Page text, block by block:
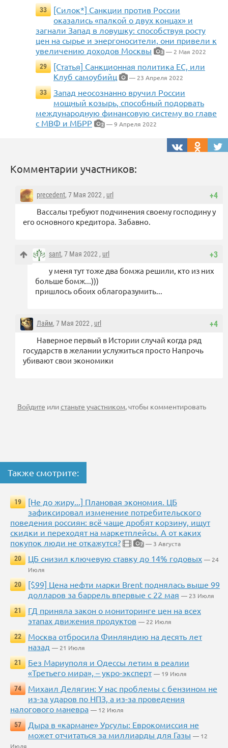
33
[Силок*] Санкции против России
оказались «палкой о двух концах» и
загнали Запад в ловушку: способствуя росту
цен на сырье и энергоносители, они привели к
увеличению доходов Москвы
3 — 2 Мая 2022
29
[Статья] Cанкционная политика ЕС, или
Клуб самоубийц
— 23 Апреля 2022
33
Запад неосознанно вручил России
мощный козырь, способный подорвать
международную финансовую систему во главе
с МВФ и МБРР
2 — 9 Апреля 2022
Комментарии участников:
+4
precedent, 7 Мая 2022 , url
Вассалы требуют подчинения своему господину у
его основного кредитора. Забавно.
+3
sant, 7 Мая 2022 , url
у меня тут тоже два бомжа решили, кто из них
больше бомж...)))
пришлось обоих облагоразумить...
+4
Лайм, 7 Мая 2022 , url
Наверное первый в Истории случай когда ряд
государств в желании услужиться просто Напрочь
убивают свои экономики
Войдите илистаньте участником, чтобы комментировать
Также смотрите:
19
[Не до жиру...] Плановая экономия. ЦБ
зафиксировал изменение потребительского
поведения россиян: всё чаще дробят корзину, ищут
скидки и переходят на маркетплейсы. А от каких
покупок люди не откажутся?
7 — 3 Августа
20
ЦБ снизил ключевую ставку до 14% годовых — 24
Июля
20
[$99] Цена нефти марки Brent поднялась выше 99
долларов за баррель впервые с 22 мая — 23 Июля
21
ГД приняла закон о мониторинге цен на всех
этапах движения продуктов — 22 Июля
22
Москва отбросила Финляндию на десять лет
назад — 21 Июля
21
Без Мариуполя и Одессы летим в реалии
«Третьего мира», – укро-эксперт — 19 Июля
74
Михаил Делягин: У нас проблемы с бензином не
из-за ударов по НПЗ, а из-за проведения
налогового маневра — 12 Июля
57
Дыра в «кармане» Урсулы: Еврокомиссия не
может отчитаться за миллиарды для Газы — 12
Июля